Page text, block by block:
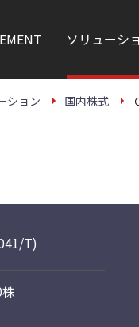
ソリューシ
ション 国内株式
T)